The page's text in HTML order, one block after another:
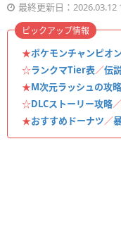
最終更新日：2026.03.12
★ポケモンチャンピオ
☆ランクマTier表／伝
★M次元ラッシュの攻略
☆DLCストーリー攻略／
★おすすめドーナツ／
ピックアップ情報